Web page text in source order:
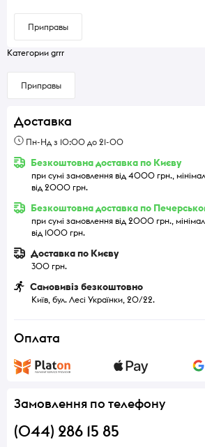
Приправы
Категории grrr
Приправы
Доставка
Пн-Нд з 10:00 до 21-00
Безкоштовна доставка по Києву
при сумі замовлення від 4000 грн.,
від 2000 грн.
Безкоштовна доставка по
при сумі замовлення від 2000 грн.,
від 1000 грн.
Доставка по Києву
300 грн.
Самовивіз безкоштовно
Київ, бул. Лесі Українки, 20/22.
Оплата
Замовлення по телефону
(044) 286 15 85